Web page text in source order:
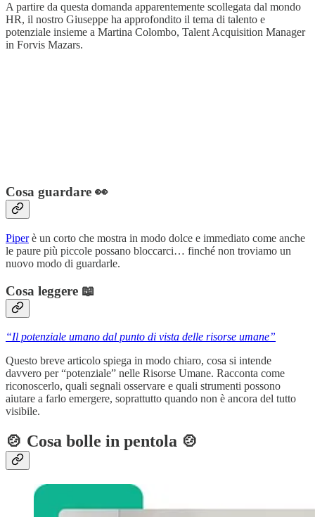
A partire da questa domanda apparentemente scollegata dal mondo
HR, il nostro Giuseppe ha approfondito il tema di talento e
potenziale insieme a Martina Colombo, Talent Acquisition Manager
in Forvis Mazars.
Cosa guardare 👀
Piperè un corto che mostra in modo dolce e immediato come anche
le paure più piccole possano bloccarci… finché non troviamo un
nuovo modo di guardarle.
Cosa leggere 📖
“Il potenziale umano dal punto di vista delle risorse umane”
Questo breve articolo spiega in modo chiaro, cosa si intende
davvero per “potenziale” nelle Risorse Umane. Racconta come
riconoscerlo, quali segnali osservare e quali strumenti possono
aiutare a farlo emergere, soprattutto quando non è ancora del tutto
visibile.
🍲 Cosa bolle in pentola 🍲